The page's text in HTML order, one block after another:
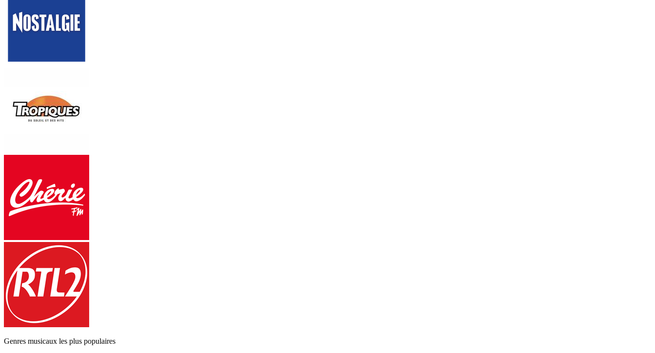
Genres musicaux les plus populaires